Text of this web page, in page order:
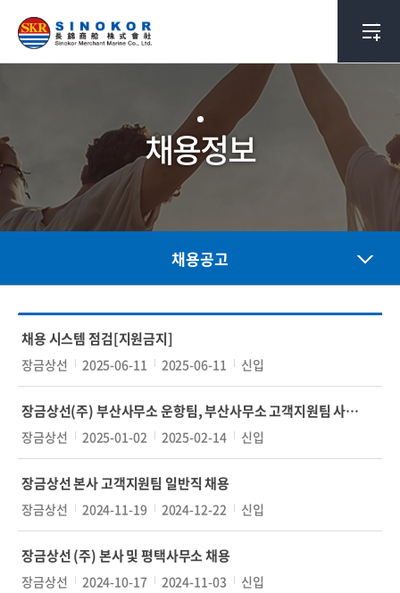
채용정보
채용공고
번
호
채
용
공
고
명
회
사
명
접
수
시
작
일
접
수
마
감
일
모
집
대
상
채용 시스템 점검[지원금지]
장금상선 2025-06-11 2025-06-11 신입
장금상선(주) 부산사무소 운항팀, 부산사무소 고객지원팀 사무직 채용
장금상선 2025-01-02 2025-02-14 신입
장금상선 본사 고객지원팀 일반직 채용
장금상선 2024-11-19 2024-12-22 신입
장금상선 (주) 본사 및 평택사무소 채용
장금상선 2024-10-17 2024-11-03 신입